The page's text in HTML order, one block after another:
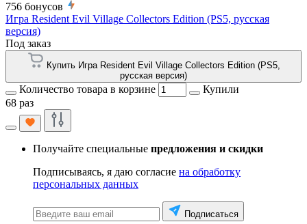
756 бонусов
Игра Resident Evil Village Collectors Edition (PS5, русская
версия)
Под заказ
Купить Игра Resident Evil Village Collectors Edition (PS5,
русская версия)
Количество товара в корзине
Купили
68 раз
Получайте специальные предложения и скидки
Подписываясь, я даю согласие на обработку
персональных данных
Подписаться